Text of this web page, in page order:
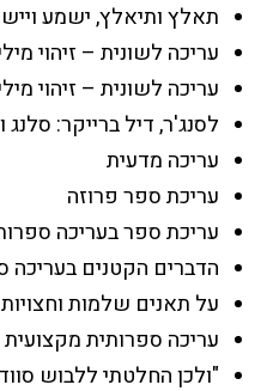
תאלץ ותיאלץ, ישמע
עריכה לשונית – זיהוי
עריכה לשונית – זיהוי
לסנג'ר, דיל ברייקר:
עריכה מדעית
עריכת ספר פרוזה
עריכת ספר בעריכה
הדברים הקטנים בעריכה
על תאנים שלמות
עריכה ספרותית
"ולכן החלטתי ללבוש